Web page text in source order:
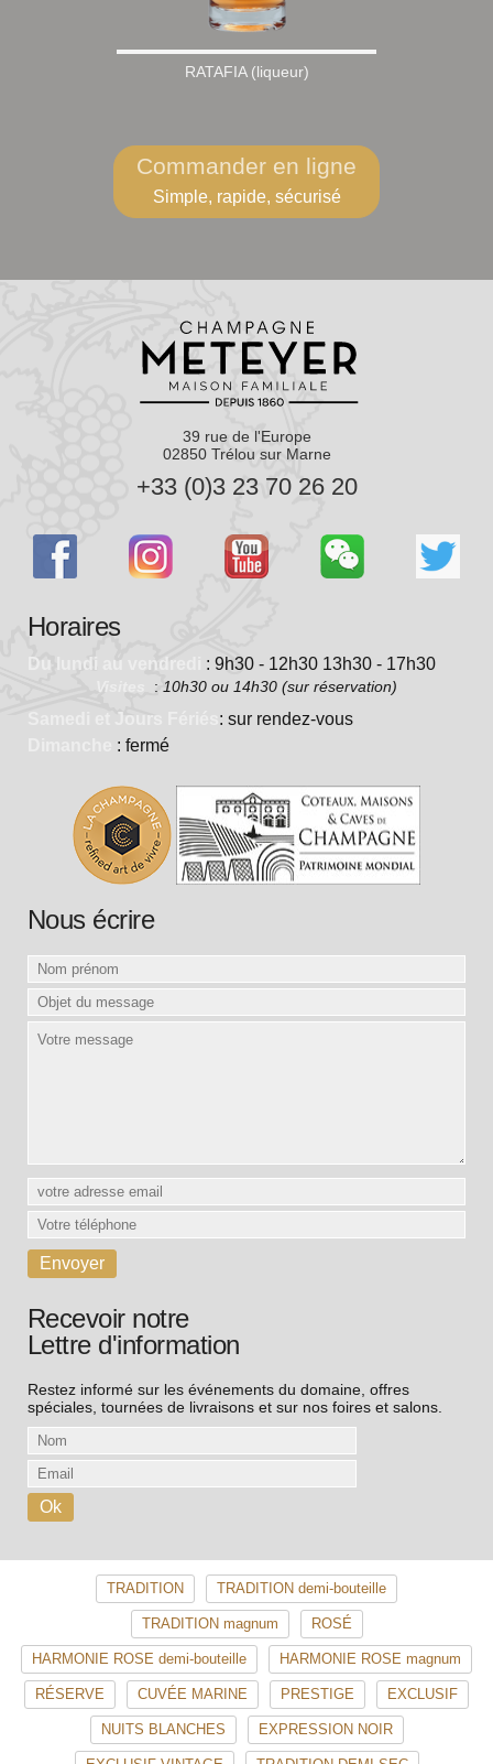
RATAFIA (liqueur)
Commander en ligne
Simple, rapide, sécurisé
39 rue de l'Europe
02850 Trélou sur Marne
+33 (0)3 23 70 26 20
Horaires
Du lundi au vendredi : 9h30 - 12h30 13h30 - 17h30
Visites : 10h30 ou 14h30 (sur réservation)
Samedi et Jours Fériés : sur rendez-vous
: fermé
Nous écrire
Recevoir notre
Lettre d'information
Restez informé sur les événements du domaine, offres
spéciales, tournées de livraisons et sur nos foires et salons.
TRADITION TRADITION demi-bouteille
TRADITION magnum ROSÉ
HARMONIE ROSE demi-bouteille HARMONIE ROSE magnum
RÉSERVE CUVÉE MARINE PRESTIGE EXCLUSIF
NUITS BLANCHES EXPRESSION NOIR